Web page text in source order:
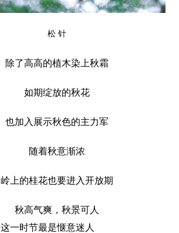
松 针
除了高高的植木染上秋霜
如期绽放的秋花
也加入展示秋色的主力军
随着秋意渐浓
岭上的桂花也要进入开放期
秋高气爽，秋景可人
这一时节最是惬意迷人